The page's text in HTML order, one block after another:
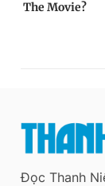
Đọc Thanh